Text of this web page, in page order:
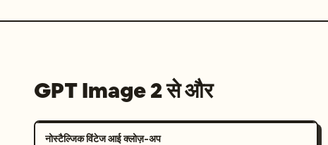
GPT Image 2 से और
नोस्टैल्जिक विंटेज आई क्लोज़-अप